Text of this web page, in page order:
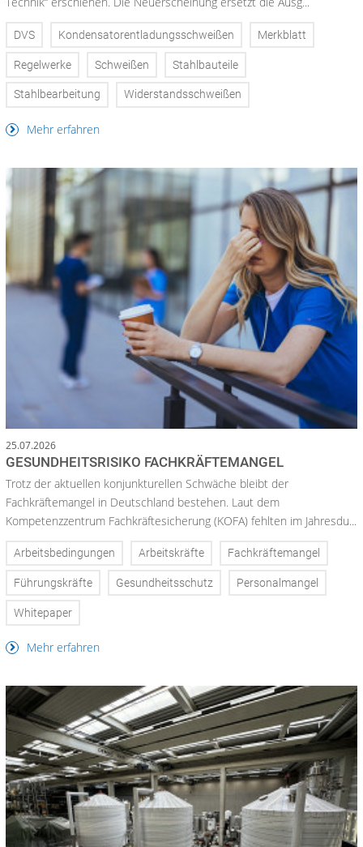
DVS Kondensatorentladungsschweißen Merkblatt
Regelwerke Schweißen Stahlbauteile
Stahlbearbeitung Widerstandsschweißen
Mehr erfahren
25.07.2026
GESUNDHEITSRISIKO FACHKRÄFTEMANGEL
Trotz der aktuellen konjunkturellen Schwäche bleibt der
Fachkräftemangel in Deutschland bestehen. Laut dem
Kompetenzzentrum Fachkräftesicherung (KOFA) fehlten im Jahresdu...
Arbeitsbedingungen Arbeitskräfte Fachkräftemangel
Führungskräfte Gesundheitsschutz Personalmangel
Whitepaper
Mehr erfahren